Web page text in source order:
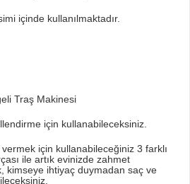
içinde kullanılmaktadır.
Traş Makinesi
için kullanabileceksiniz.
için kullanabileceğiniz 3 farklı
ile artık evinizde zahmet
kimseye ihtiyaç duymadan saç ve